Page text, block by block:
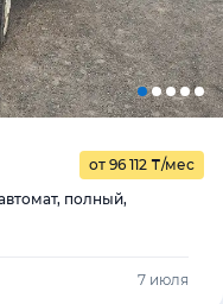
от 96 112 ₸/мес
полный,
7 июля